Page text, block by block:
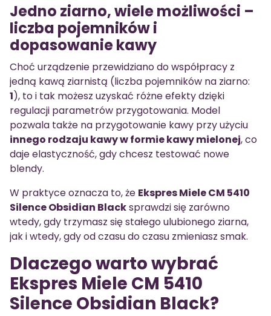
Jedno ziarno, wiele możliwości –
liczba pojemników i
dopasowanie kawy
Choć urządzenie przewidziano do współpracy z
jedną kawą ziarnistą (liczba pojemników na ziarno:
1), to i tak możesz uzyskać różne efekty dzięki
regulacji parametrów przygotowania. Model
pozwala także na przygotowanie kawy przy użyciu
innego rodzaju kawy w formie kawy mielonej, co
daje elastyczność, gdy chcesz testować nowe
blendy.
W praktyce oznacza to, że Ekspres Miele CM 5410
Silence Obsidian Blacksprawdzi się zarówno
wtedy, gdy trzymasz się stałego ulubionego ziarna,
jak i wtedy, gdy od czasu do czasu zmieniasz smak.
Dlaczego warto wybrać
Ekspres Miele CM 5410
Silence Obsidian Black?